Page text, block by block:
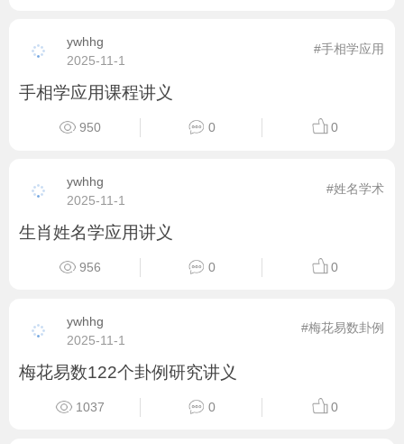
ywhhg
2025-11-1
#手相学应用
手相学应用课程讲义
950 0 0
ywhhg
2025-11-1
#姓名学术
生肖姓名学应用讲义
956 0 0
ywhhg
2025-11-1
#梅花易数卦例
梅花易数122个卦例研究讲义
1037 0 0